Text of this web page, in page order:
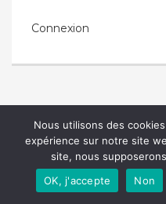
Connexion
Nous utilisons des
expérience sur notre site
site, nous
OK, j'accepte
Non